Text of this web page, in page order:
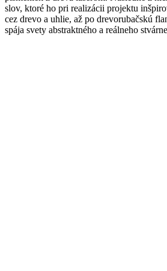
slov, ktoré ho pri realizácii projektu
cez drevo a uhlie, až po drevorubačskú
spája svety abstraktného a reálneho